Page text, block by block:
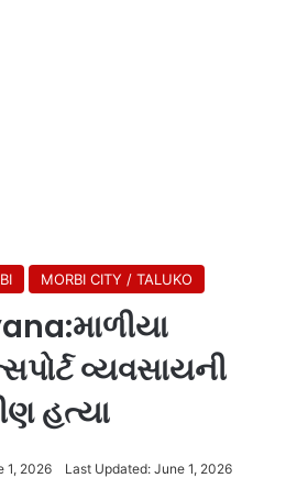
MORBI CITY / TALUKO
વ્યવસાયની
હત્યા
1, 2026 Last Updated: June 1, 2026